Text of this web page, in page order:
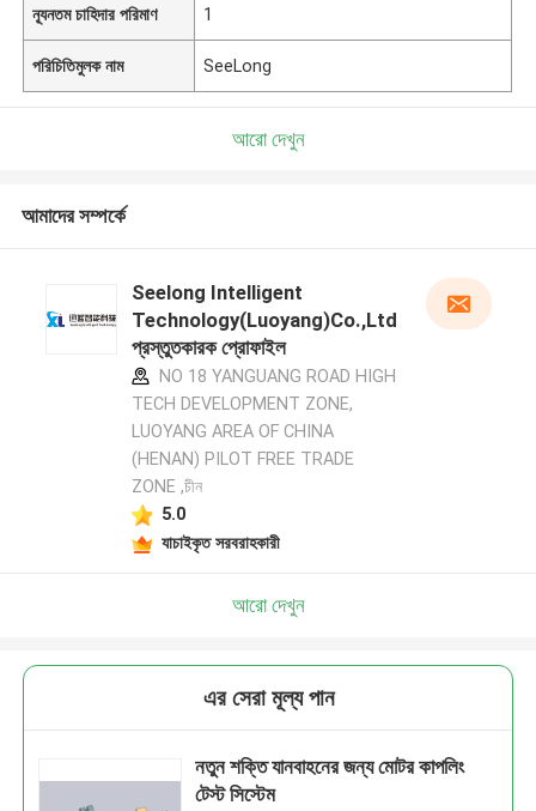
ন্যূনতম চাহিদার পরিমাণ 1
পরিচিতিমুলক নাম SeeLong
আরো দেখুন
আমাদের সম্পর্কে
Seelong Intelligent
Technology(Luoyang)Co.,Ltd
প্রস্তুতকারক প্রোফাইল
NO 18 YANGUANG ROAD HIGH
TECH DEVELOPMENT ZONE,
LUOYANG AREA OF CHINA
(HENAN) PILOT FREE TRADE
ZONE ,চীন
5.0
যাচাইকৃত সরবরাহকারী
আরো দেখুন
এর সেরা মূল্য পান
নতুন শক্তি যানবাহনের জন্য মোটর কাপলিং
টেস্ট সিস্টেম